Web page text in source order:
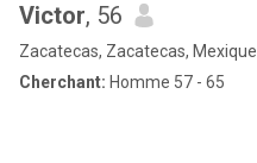
Victor, 56
Zacatecas, Zacatecas, Mexique
Cherchant: Homme 57 - 65